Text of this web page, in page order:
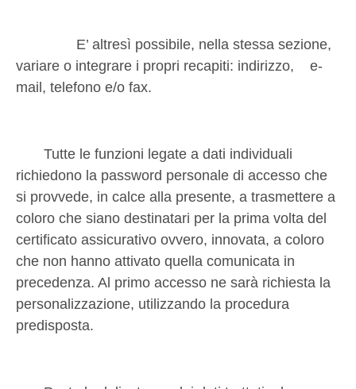
E’ altresì possibile, nella stessa sezione,
variare o integrare i propri recapiti: indirizzo,
e-
mail, telefono e/o fax.
Tutte le funzioni legate a dati individuali
richiedono la password personale di accesso che
si provvede, in calce alla presente, a trasmettere a
coloro che siano destinatari per la prima volta del
certificato assicurativo ovvero, innovata, a coloro
che non hanno attivato quella comunicata in
precedenza. Al primo accesso ne sarà richiesta la
personalizzazione, utilizzando la procedura
predisposta.